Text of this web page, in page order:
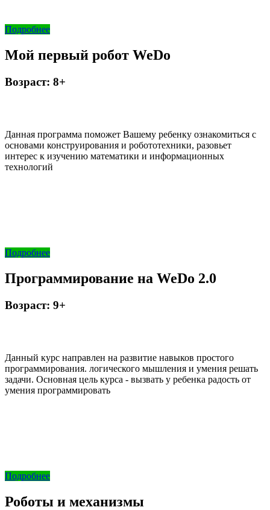
Подробнее
Мой первый робот WeDo
Возраст: 8+
Данная программа поможет Вашему ребенку ознакомиться с
основами конструирования и робототехники, разовьет
интерес к изучению математики и информационных
технологий
Подробнее
Программирование на WeDo 2.0
Возраст: 9+
Данный курс направлен на развитие навыков простого
программирования. логического мышления и умения решать
задачи. Основная цель курса - вызвать у ребенка радость от
умения программировать
Подробнее
Роботы и механизмы